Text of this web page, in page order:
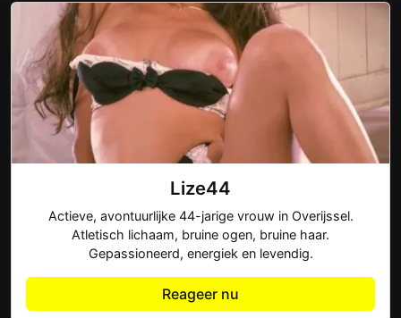
Lize44
Actieve, avontuurlijke 44-jarige vrouw in Overijssel.
Atletisch lichaam, bruine ogen, bruine haar.
Gepassioneerd, energiek en levendig.
Reageer nu